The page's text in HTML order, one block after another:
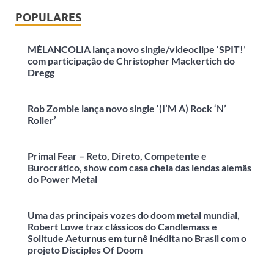
POPULARES
MÈLANCOLIA lança novo single/videoclipe ‘SPIT!’
com participação de Christopher Mackertich do
Dregg
Rob Zombie lança novo single ‘(I’M A) Rock ‘N’
Roller’
Primal Fear – Reto, Direto, Competente e
Burocrático, show com casa cheia das lendas alemãs
do Power Metal
Uma das principais vozes do doom metal mundial,
Robert Lowe traz clássicos do Candlemass e
Solitude Aeturnus em turnê inédita no Brasil com o
projeto Disciples Of Doom